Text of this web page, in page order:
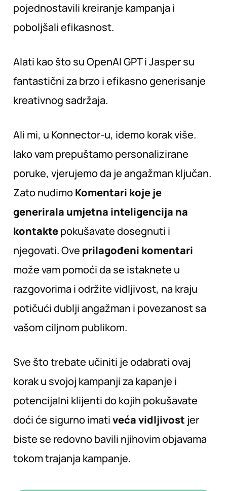
pojednostavili kreiranje kampanja i
poboljšali efikasnost.
Alati kao što su OpenAI GPT i Jasper su
fantastični za brzo i efikasno generisanje
kreativnog sadržaja.
Ali mi, u Konnector-u, idemo korak više.
Iako vam prepuštamo personalizirane
poruke, vjerujemo da je angažman ključan.
Zato nudimoKomentari koje je
generirala umjetna inteligencija na
kontaktepokušavate dosegnuti i
njegovati. Ove prilagođeni komentari
može vam pomoći da se istaknete u
razgovorima i održite vidljivost, na kraju
potičući dublji angažman i povezanost sa
vašom ciljnom publikom.
Sve što trebate učiniti je odabrati ovaj
korak u svojoj kampanji za kapanje i
potencijalni klijenti do kojih pokušavate
doći će sigurno imativeća vidljivost jer
biste se redovno bavili njihovim objavama
tokom trajanja kampanje.